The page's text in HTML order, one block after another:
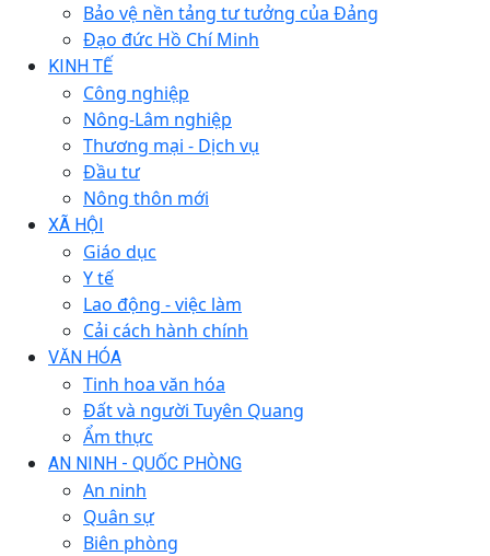
Bảo vệ nền tảng tư tưởng của Đảng
Đạo đức Hồ Chí Minh
KINH TẾ
Công nghiệp
Nông-Lâm nghiệp
Thương mại - Dịch vụ
Đầu tư
Nông thôn mới
XÃ HỘI
Giáo dục
Y tế
Lao động - việc làm
Cải cách hành chính
VĂN HÓA
Tinh hoa văn hóa
Đất và người Tuyên Quang
Ẩm thực
AN NINH - QUỐC PHÒNG
An ninh
Quân sự
Biên phòng